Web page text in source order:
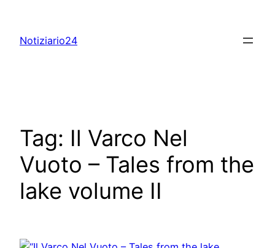
content
Notiziario24
Tag: Il Varco Nel
Vuoto – Tales from the
lake volume II